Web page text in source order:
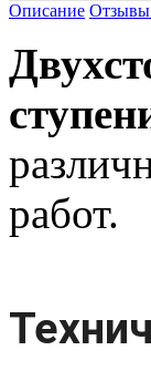
Описание
работ.